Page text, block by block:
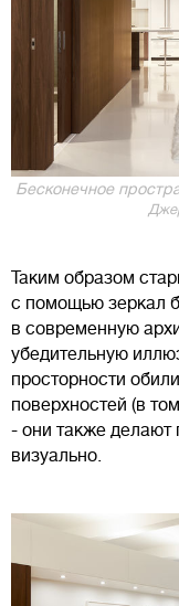
Бесконечное
Таким образом
с помощью зеркал
в современную
убедительную
просторности
поверхностей (в
- они также
визуально.